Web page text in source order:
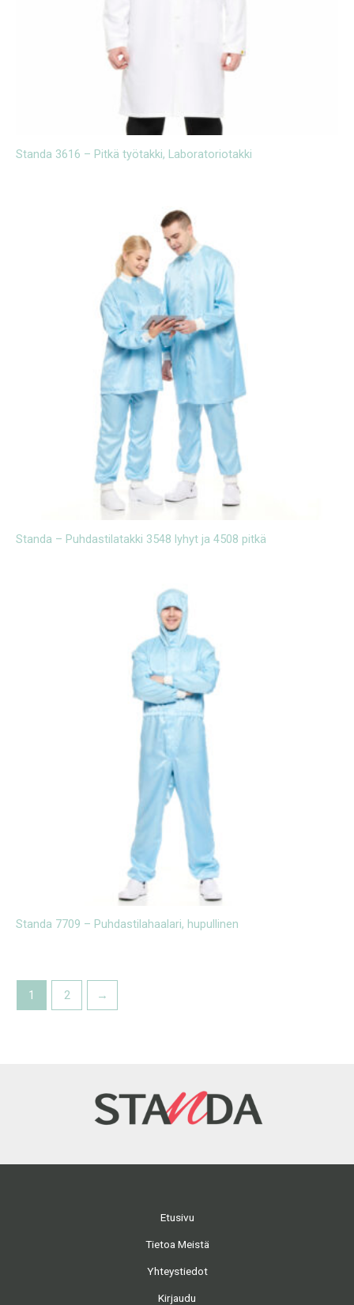
Standa 3616 – Pitkä työtakki, Laboratoriotakki
Standa – Puhdastilatakki 3548 lyhyt ja 4508 pitkä
Standa 7709 – Puhdastilahaalari, hupullinen
1 2 →
Etusivu
Tietoa Meistä
Yhteystiedot
Kirjaudu